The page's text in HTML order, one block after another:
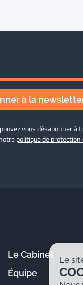
à la
vous désabonner à
politique de
Le Cabinet
Équipe
Le site Féral
COOKIE